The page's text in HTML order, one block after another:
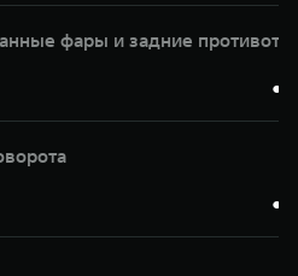
фары и задние
●
●